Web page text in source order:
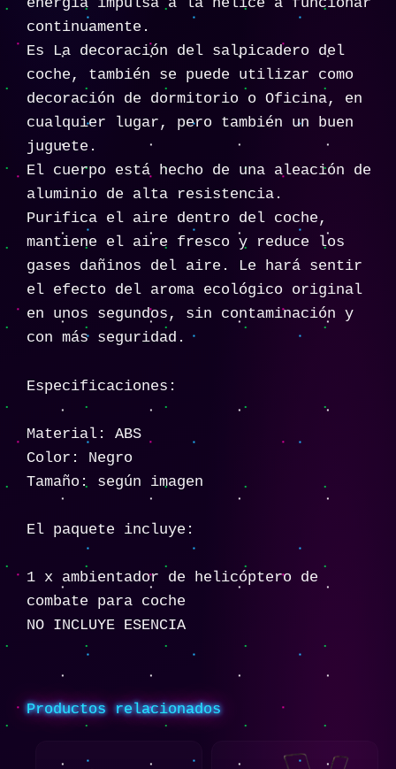
energía impulsa a la hélice a funcionar
continuamente.
Es La decoración del salpicadero del
coche, también se puede utilizar como
decoración de dormitorio o Oficina, en
cualquier lugar, pero también un buen
juguete.
El cuerpo está hecho de una aleación de
aluminio de alta resistencia.
Purifica el aire dentro del coche,
mantiene el aire fresco y reduce los
gases dañinos del aire. Le hará sentir
el efecto del aroma ecológico original
en unos segundos, sin contaminación y
con más seguridad.
Especificaciones:
Material: ABS
Color: Negro
Tamaño: según imagen
El paquete incluye:
1 x ambientador de helicóptero de
combate para coche
NO INCLUYE ESENCIA
Productos relacionados